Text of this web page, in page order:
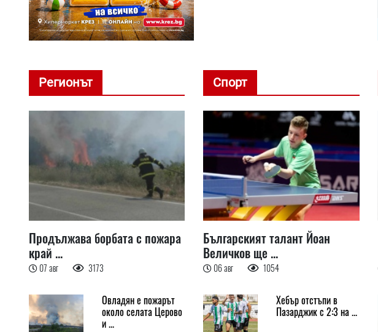
Регионът
Продължава борбата с пожара
край ...
07 авг 3173
Овладян е пожарът
около селата Церово
и ...
Спорт
Българският талант Йоан
Величков ще ...
06 авг 1054
Хебър отстъпи в
Пазарджик с 2:3 на ...